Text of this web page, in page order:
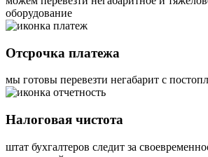
оборудование
Отсрочка платежа
мы готовы перевезти негабарит с
Налоговая чистота
штат бухгалтеров следит за